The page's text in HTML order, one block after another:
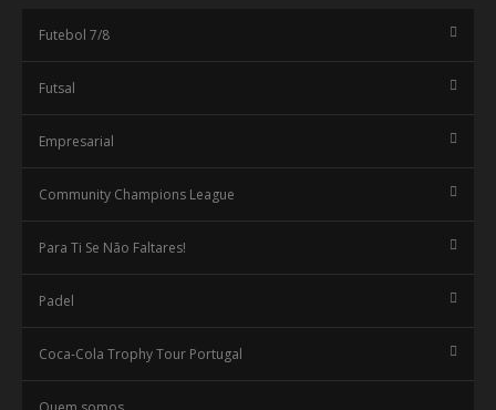
Futebol 7/8
Futsal
Empresarial
Community Champions League
Para Ti Se Não Faltares!
Padel
Coca-Cola Trophy Tour Portugal